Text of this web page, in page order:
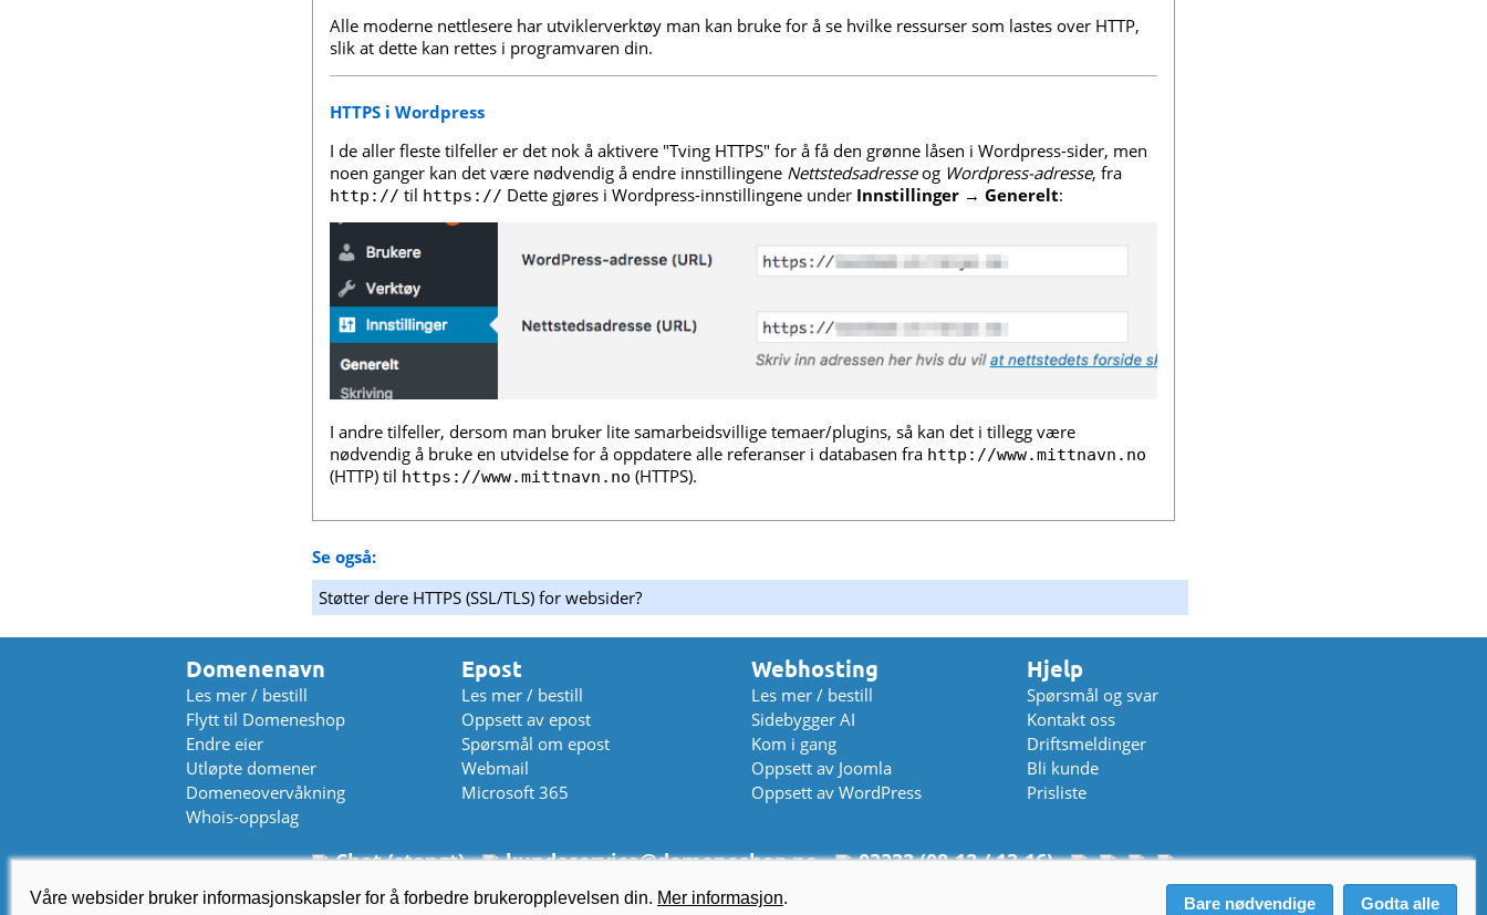
Alle moderne nettlesere har utviklerverktøy man kan bruke for å se hvilke ressurser som lastes over HTTP,
slik at dette kan rettes i programvaren din.
HTTPS i Wordpress
I de aller fleste tilfeller er det nok å aktivere "Tving HTTPS" for å få den grønne låsen i Wordpress-sider, men
noen ganger kan det være nødvendig å endre innstillingene Nettstedsadresseog Wordpress-adresse, fra
http:// til https:// Dette gjøres i Wordpress-innstillingene under Innstillinger → Generelt:
I andre tilfeller, dersom man bruker lite samarbeidsvillige temaer/plugins, så kan det i tillegg være
nødvendig å bruke en utvidelse for å oppdatere alle referanser i databasen fra http://www.mittnavn.no
(HTTP) til https://www.mittnavn.no (HTTPS).
Se også:
Støtter dere HTTPS (SSL/TLS) for websider?
Domenenavn
Les mer / bestill
Flytt til Domeneshop
Endre eier
Utløpte domener
Domeneovervåkning
Whois-oppslag
Epost
Les mer / bestill
Oppsett av epost
Spørsmål om epost
Webmail
Microsoft 365
Webhosting
Les mer / bestill
Sidebygger AI
Kom i gang
Oppsett av Joomla
Oppsett av WordPress
Hjelp
Spørsmål og svar
Kontakt oss
Driftsmeldinger
Bli kunde
Prisliste
Chat (stengt) kundeservice@domeneshop.no 03333 (08-12 / 13-16)
© 2026 Domeneshop AS ·Om oss·Cookies
Våre websider bruker informasjonskapsler for å forbedre brukeropplevelsen din. Mer informasjon. Bare nødvendige Godta alle